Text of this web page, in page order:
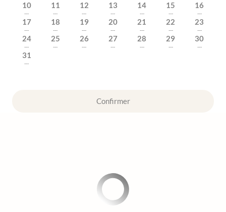
10
---
11
---
12
---
13
---
14
---
15
---
16
---
17
---
18
---
19
---
20
---
21
---
22
---
23
---
24
---
25
---
26
---
27
---
28
---
29
---
30
---
31
---
Confirmer